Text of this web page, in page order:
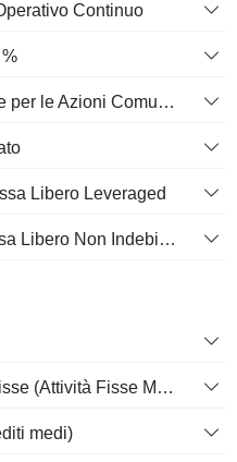
Continuo
Margine Netto Disponibile per le Azioni Comuni %
Libero Leveraged
Margine di Flusso di Cassa Libero Non Indebitato
Rotazione delle Attività Fisse (Attività Fisse Medie)
medi)